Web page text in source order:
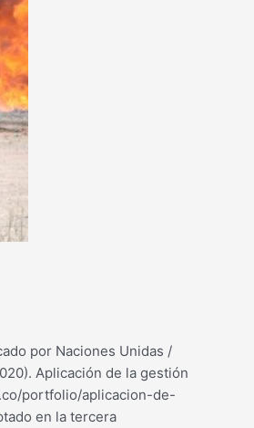
por Naciones Unidas /
Aplicación de la gestión
portfolio/aplicacion-de-
en la tercera